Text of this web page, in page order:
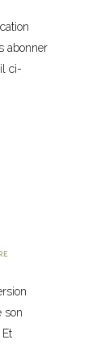
abonner
ci-
son